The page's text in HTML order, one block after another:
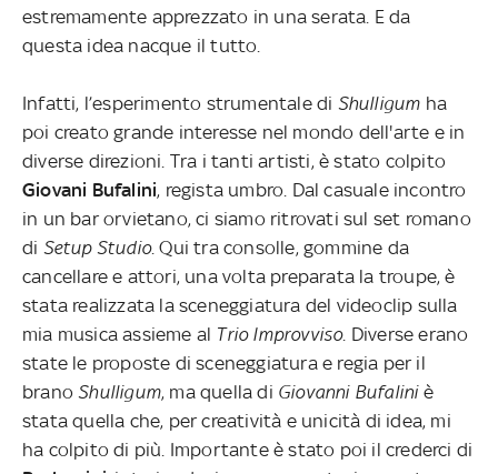
estremamente apprezzato in una serata. E da
questa idea nacque il tutto.
Infatti, l’esperimento strumentale di Shulligum ha
poi creato grande interesse nel mondo dell'arte e in
diverse direzioni. Tra i tanti artisti, è stato colpito
Giovani Bufalini, regista umbro. Dal casuale incontro
in un bar orvietano, ci siamo ritrovati sul set romano
di Setup Studio. Qui tra consolle, gommine da
cancellare e attori, una volta preparata la troupe, è
stata realizzata la sceneggiatura del videoclip sulla
mia musica assieme al Trio Improvviso. Diverse erano
state le proposte di sceneggiatura e regia per il
branoShulligum, ma quella di Giovanni Bufaliniè
stata quella che, per creatività e unicità di idea, mi
ha colpito di più. Importante è stato poi il crederci di